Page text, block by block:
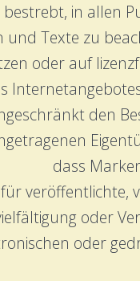
bestrebt, in allen
und Texte zu
oder auf
den
dass
oder
oder